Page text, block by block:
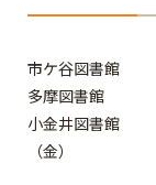
市ケ谷図書館
多摩図書館
小金井図書館
（金）